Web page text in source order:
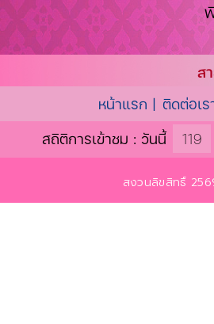
ส
หน้าแรก | ติดต่อเร
สถิติการเข้าชม : วันนี้
119
สงวนลิขสิทธิ์